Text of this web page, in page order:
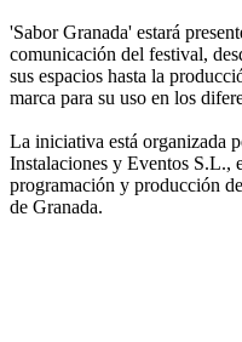
'Sabor Granada' estará
comunicación del festival,
sus espacios hasta la
marca para su uso en los
La iniciativa está organizada
Instalaciones y Eventos S.L.,
programación y producción
de Granada.